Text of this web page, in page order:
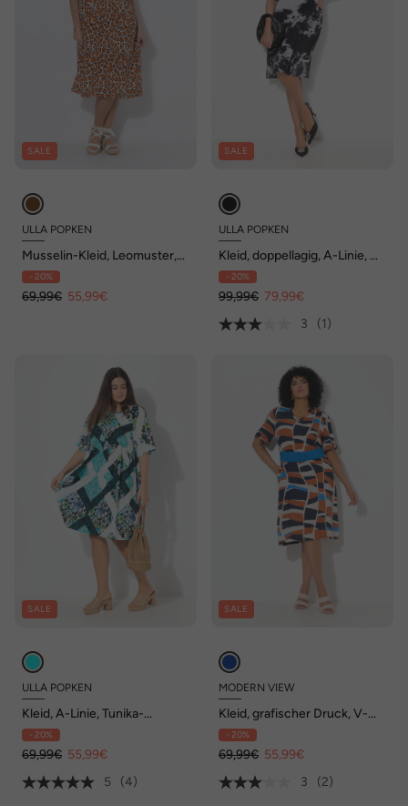
SALE
ULLA POPKEN
Musselin-Kleid, Leomuster,
A-Linie, V-Ausschnitt,
Halbarm
- 20%
69,99€ 55,99€
SALE
ULLA POPKEN
Kleid, doppellagig, A-Linie, V-
Ausschnitt, Glocken-
Halbarm
- 20%
99,99€ 79,99€
3
(1)
SALE
ULLA POPKEN
Kleid, A-Linie, Tunika-
Ausschnitt, Halbarm
- 20%
69,99€ 55,99€
5
(4)
SALE
MODERN VIEW
Kleid, grafischer Druck, V-
Ausschnitt, Halbarm,
Taschen
- 20%
69,99€ 55,99€
3
(2)